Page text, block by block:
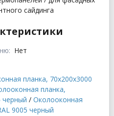
сайдинга
Нет
планка, 70x200x3000
планка,
черный / Околооконная
9005 черный